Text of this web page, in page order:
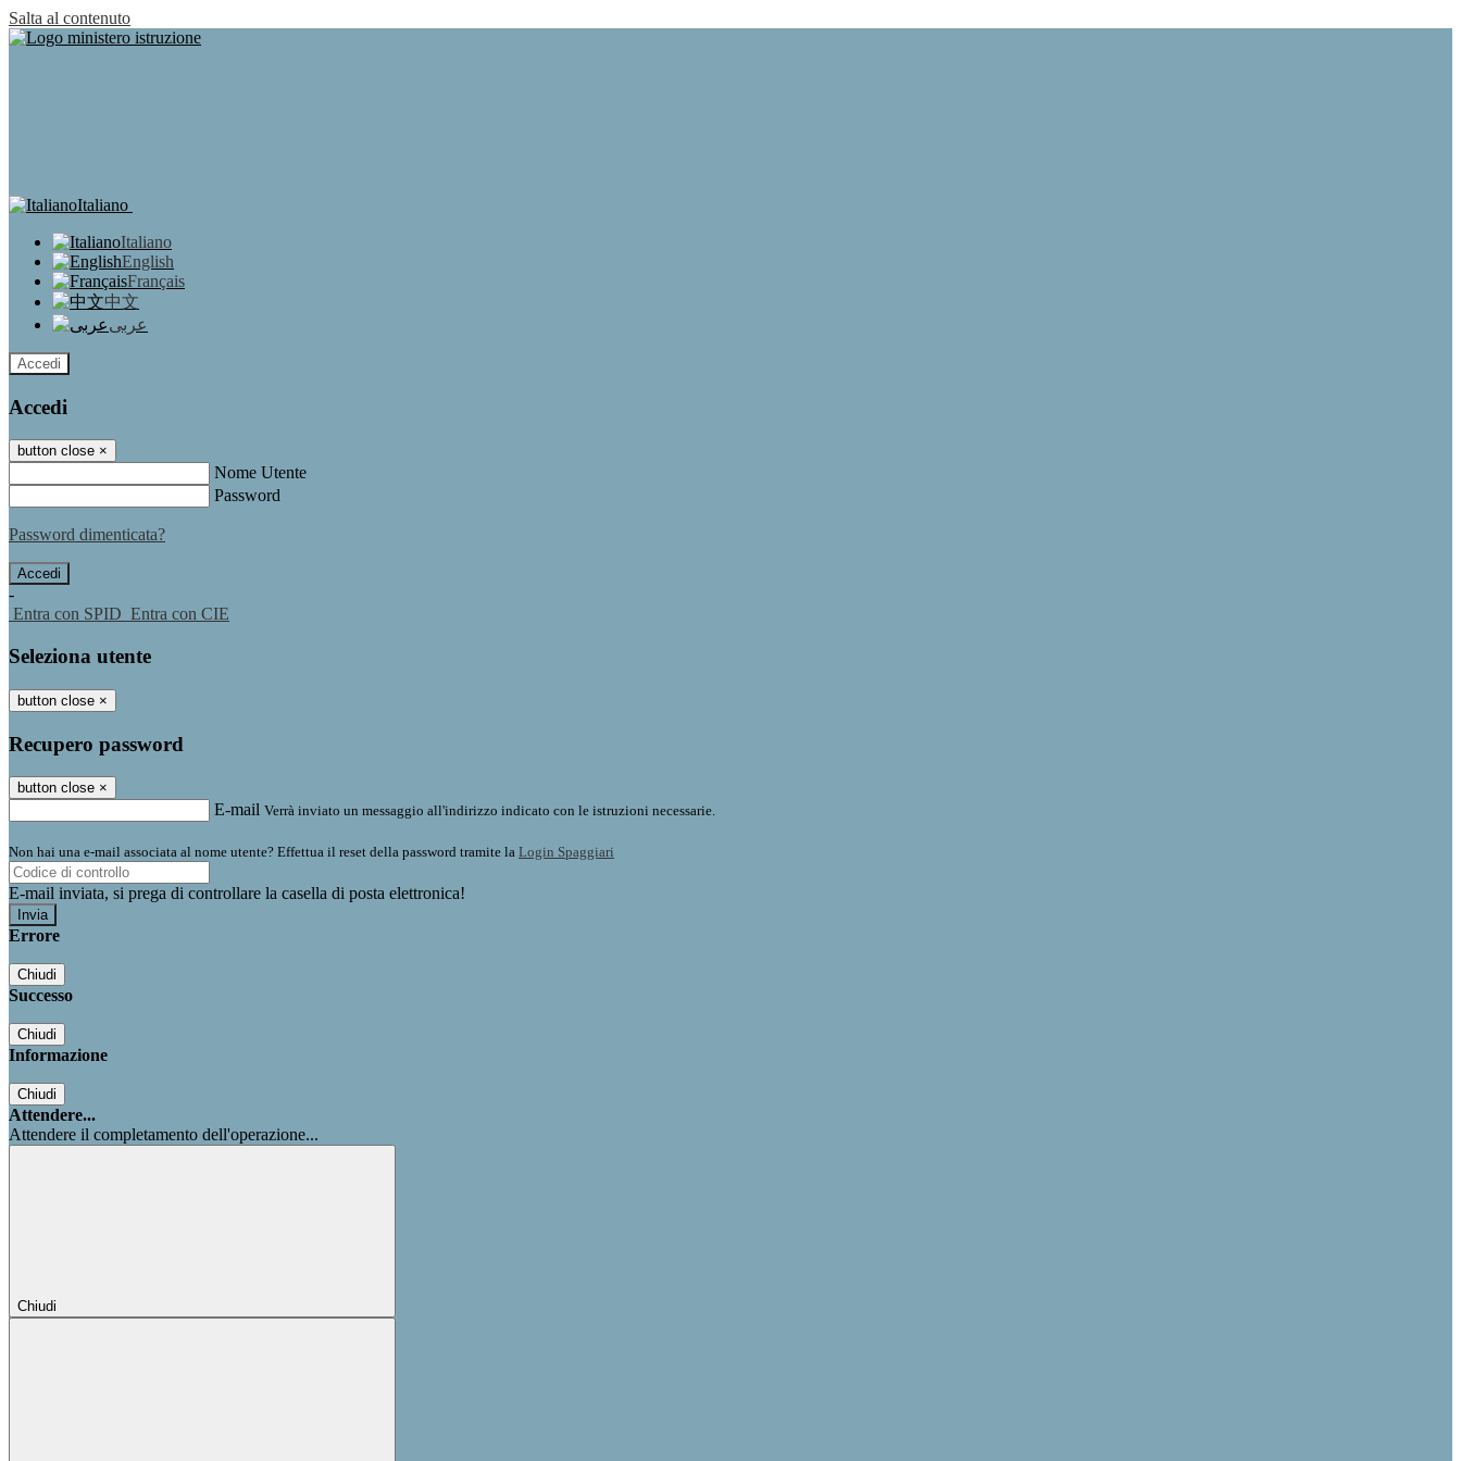
Salta al contenuto
Italiano
Italiano
English
Français
中文
عربى
Accedi
Accedi
button close ×
Nome Utente
Password
Password dimenticata?
-
Entra con SPID Entra con CIE
Seleziona utente
button close ×
Recupero password
button close ×
E-mail Verrà inviato un messaggio all'indirizzo indicato con le istruzioni necessarie.
Non hai una e-mail associata al nome utente? Effettua il reset della password tramite la Login Spaggiari
E-mail inviata, si prega di controllare la casella di posta elettronica!
Errore
Chiudi
Successo
Chiudi
Informazione
Chiudi
Attendere...
Attendere il completamento dell'operazione...
Chiudi